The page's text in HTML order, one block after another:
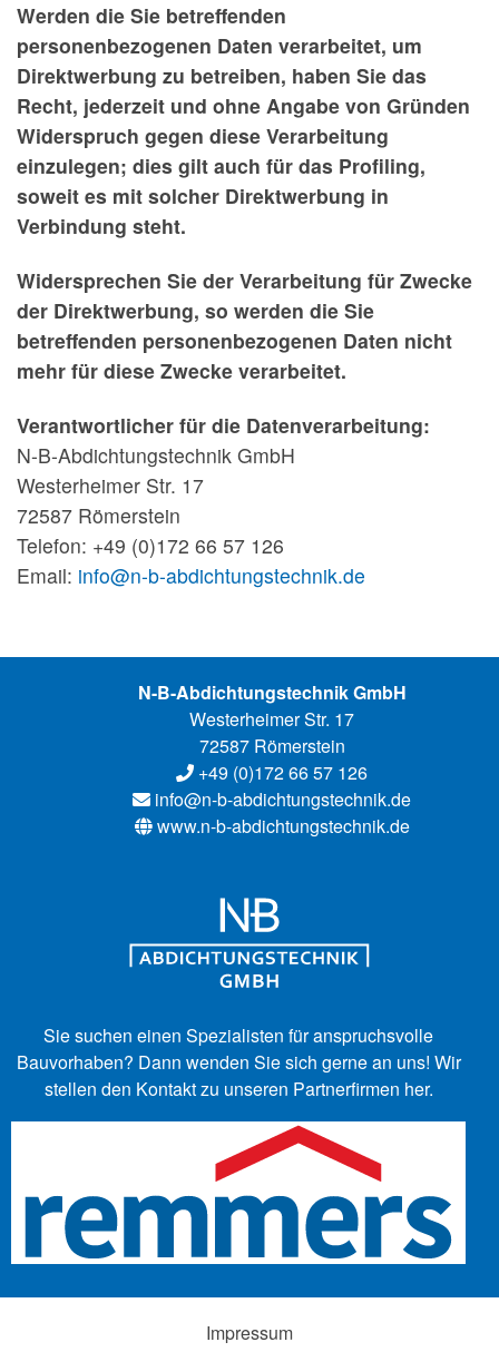
Werden die Sie betreffenden
personenbezogenen Daten verarbeitet, um
Direktwerbung zu betreiben, haben Sie das
Recht, jederzeit und ohne Angabe von Gründen
Widerspruch gegen diese Verarbeitung
einzulegen; dies gilt auch für das Profiling,
soweit es mit solcher Direktwerbung in
Verbindung steht.
Widersprechen Sie der Verarbeitung für Zwecke
der Direktwerbung, so werden die Sie
betreffenden personenbezogenen Daten nicht
mehr für diese Zwecke verarbeitet.
Verantwortlicher für die Datenverarbeitung:
N-B-Abdichtungstechnik GmbH
Westerheimer Str. 17
72587 Römerstein
Telefon: +49 (0)172 66 57 126
Email: info@n-b-abdichtungstechnik.de
N-B-Abdichtungstechnik GmbH
Westerheimer Str. 17
72587 Römerstein
+49 (0)172 66 57 126
info@n-b-abdichtungstechnik.de
www.n-b-abdichtungstechnik.de
Sie suchen einen Spezialisten für anspruchsvolle
Bauvorhaben? Dann wenden Sie sich gerne an uns! Wir
stellen den Kontakt zu unseren Partnerfirmen her.
Impressum